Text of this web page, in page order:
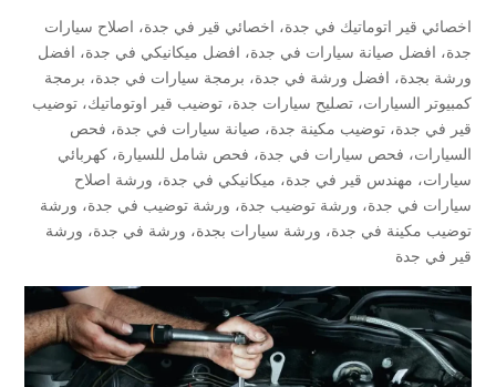
اخصائي قير اتوماتيك في جدة، اخصائي قير في جدة، اصلاح سيارات
جدة، افضل صيانة سيارات في جدة، افضل ميكانيكي في جدة، افضل
ورشة بجدة، افضل ورشة في جدة، برمجة سيارات في جدة، برمجة
كمبيوتر السيارات، تصليح سيارات جدة، توضيب قير اوتوماتيك، توضيب
قير في جدة، توضيب مكينة جدة، صيانة سيارات في جدة، فحص
السيارات، فحص سيارات في جدة، فحص شامل للسيارة، كهربائي
سيارات، مهندس قير في جدة، ميكانيكي في جدة، ورشة اصلاح
سيارات في جدة، ورشة توضيب جدة، ورشة توضيب في جدة، ورشة
توضيب مكينة في جدة، ورشة سيارات بجدة، ورشة في جدة، ورشة
قير في جدة